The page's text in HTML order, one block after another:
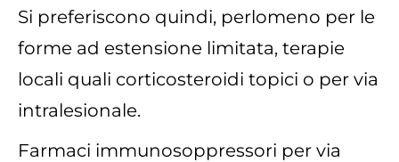
Si preferiscono quindi, perlomeno per le
forme ad estensione limitata, terapie
locali quali corticosteroidi topici o per via
intralesionale.
Farmaci immunosoppressori per via